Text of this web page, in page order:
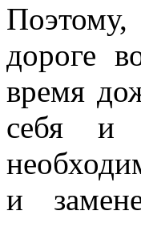
Поэтому,
дороге
время
себя и
и